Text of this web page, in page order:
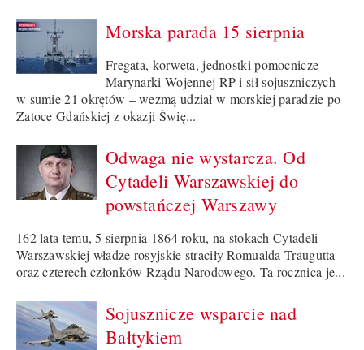
Morska parada 15 sierpnia
Fregata, korweta, jednostki pomocnicze
Marynarki Wojennej RP i sił sojuszniczych –
w sumie 21 okrętów – wezmą udział w morskiej paradzie po
Zatoce Gdańskiej z okazji Świę...
Odwaga nie wystarcza. Od
Cytadeli Warszawskiej do
powstańczej Warszawy
162 lata temu, 5 sierpnia 1864 roku, na stokach Cytadeli
Warszawskiej władze rosyjskie straciły Romualda Traugutta
oraz czterech członków Rządu Narodowego. Ta rocznica je...
Sojusznicze wsparcie nad
Bałtykiem